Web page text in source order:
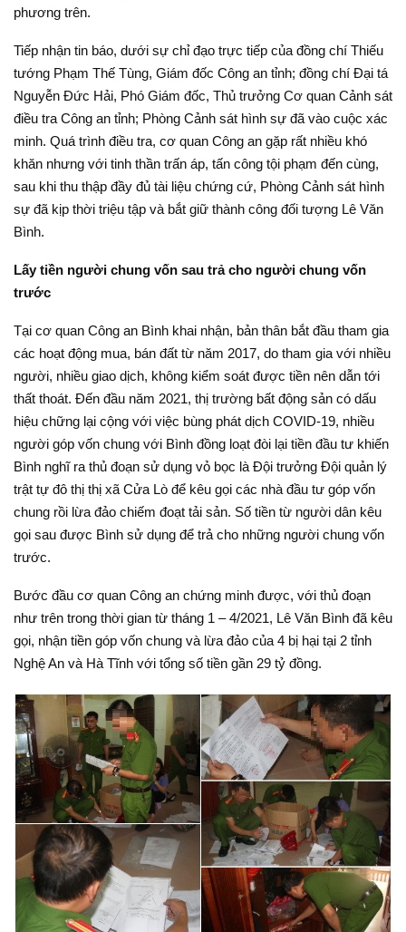
phương trên.
Tiếp nhận tin báo, dưới sự chỉ đạo trực tiếp của đồng chí Thiếu
tướng Phạm Thế Tùng, Giám đốc Công an tỉnh; đồng chí Đại tá
Nguyễn Đức Hải, Phó Giám đốc, Thủ trưởng Cơ quan Cảnh sát
điều tra Công an tỉnh; Phòng Cảnh sát hình sự đã vào cuộc xác
minh. Quá trình điều tra, cơ quan Công an gặp rất nhiều khó
khăn nhưng với tinh thần trấn áp, tấn công tội phạm đến cùng,
sau khi thu thập đầy đủ tài liệu chứng cứ, Phòng Cảnh sát hình
sự đã kịp thời triệu tập và bắt giữ thành công đối tượng Lê Văn
Bình.
Lấy tiền người chung vốn sau trả cho người chung vốn
trước
Tại cơ quan Công an Bình khai nhận, bản thân bắt đầu tham gia
các hoạt động mua, bán đất từ năm 2017, do tham gia với nhiều
người, nhiều giao dịch, không kiểm soát được tiền nên dẫn tới
thất thoát. Đến đầu năm 2021, thị trường bất động sản có dấu
hiệu chững lại cộng với việc bùng phát dịch COVID-19, nhiều
người góp vốn chung với Bình đồng loạt đòi lại tiền đầu tư khiến
Bình nghĩ ra thủ đoạn sử dụng vỏ bọc là Đội trưởng Đội quản lý
trật tự đô thị thị xã Cửa Lò để kêu gọi các nhà đầu tư góp vốn
chung rồi lừa đảo chiếm đoạt tải sản. Số tiền từ người dân kêu
gọi sau được Bình sử dụng để trả cho những người chung vốn
trước.
Bước đầu cơ quan Công an chứng minh được, với thủ đoạn
như trên trong thời gian từ tháng 1 – 4/2021, Lê Văn Bình đã kêu
gọi, nhận tiền góp vốn chung và lừa đảo của 4 bị hại tại 2 tỉnh
Nghệ An và Hà Tĩnh với tổng số tiền gần 29 tỷ đồng.